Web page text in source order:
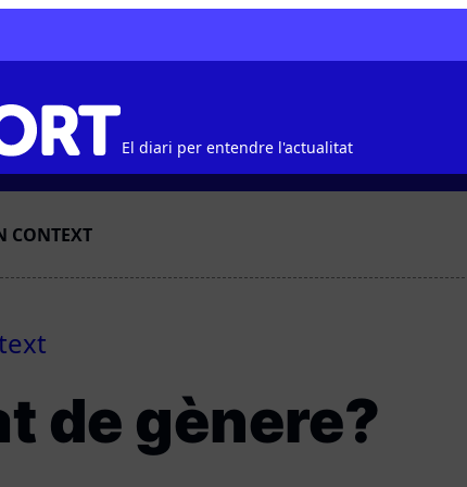
El diari per entendre l'actualitat
CONTEXT
de gènere?